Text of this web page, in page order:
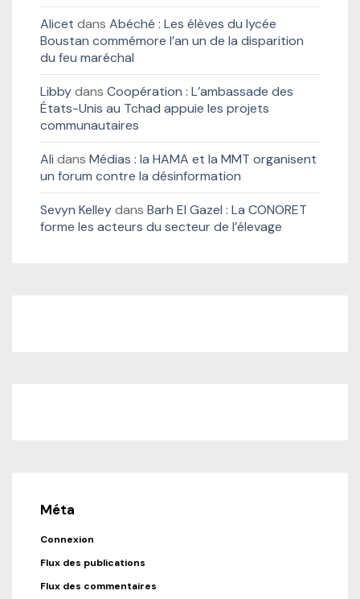
Alicet dans Abéché : Les élèves du lycée
Boustan commémore l’an un de la disparition
du feu maréchal
Libbydans Coopération : L’ambassade des
États-Unis au Tchad appuie les projets
communautaires
Ali dans Médias : la HAMA et la MMT organisent
un forum contre la désinformation
Sevyn Kelleydans Barh El Gazel : La CONORET
forme les acteurs du secteur de l’élevage
Méta
Connexion
Flux des publications
Flux des commentaires